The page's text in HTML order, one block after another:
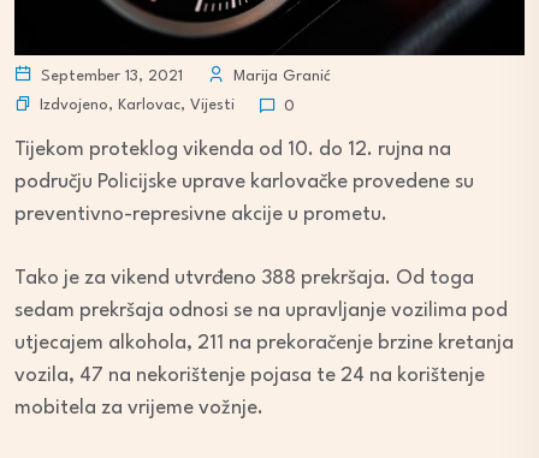
September 13, 2021
Marija Granić
Izdvojeno, Karlovac, Vijesti 0
Tijekom proteklog vikenda od 10. do 12. rujna na
području Policijske uprave karlovačke provedene su
preventivno-represivne akcije u prometu.
Tako je za vikend utvrđeno 388 prekršaja. Od toga
sedam prekršaja odnosi se na upravljanje vozilima pod
utjecajem alkohola, 211 na prekoračenje brzine kretanja
vozila, 47 na nekorištenje pojasa te 24 na korištenje
mobitela za vrijeme vožnje.